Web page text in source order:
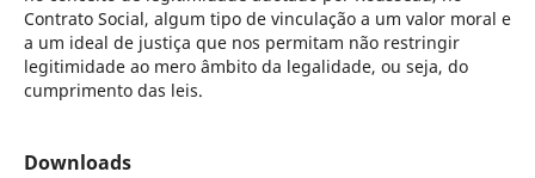
Contrato Social, algum tipo de vinculação a um valor moral e
a um ideal de justiça que nos permitam não restringir
legitimidade ao mero âmbito da legalidade, ou seja, do
cumprimento das leis.
Downloads